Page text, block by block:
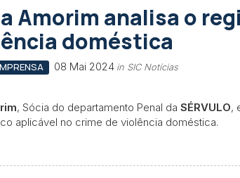
Amorim analisa o
doméstica
08 Mai 2024 in SIC Notícias
, Sócia do departamento Penal da SÉRVULO,
aplicável no crime de violência doméstica.